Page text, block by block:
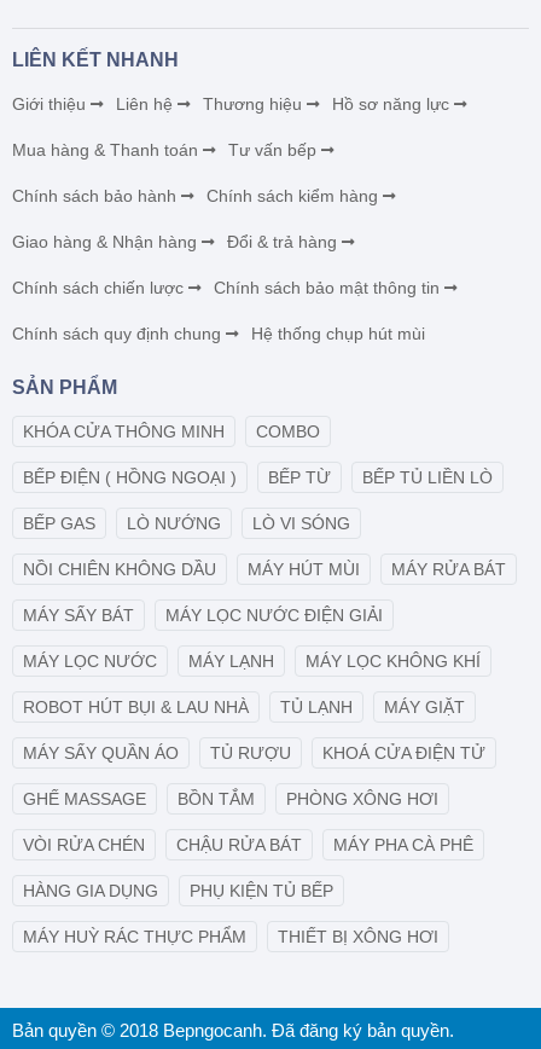
LIÊN KẾT NHANH
Giới thiệu Liên hệ Thương hiệu Hồ sơ năng lực
Mua hàng & Thanh toán Tư vấn bếp
Chính sách bảo hành Chính sách kiểm hàng
Giao hàng & Nhận hàng Đổi & trả hàng
Chính sách chiến lược Chính sách bảo mật thông tin
Chính sách quy định chung Hệ thống chụp hút mùi
SẢN PHẨM
KHÓA CỬA THÔNG MINH COMBO
BẾP ĐIỆN ( HỒNG NGOẠI ) BẾP TỪ BẾP TỦ LIỀN LÒ
BẾP GAS LÒ NƯỚNG LÒ VI SÓNG
NỒI CHIÊN KHÔNG DẦU MÁY HÚT MÙI MÁY RỬA BÁT
MÁY SẤY BÁT MÁY LỌC NƯỚC ĐIỆN GIẢI
MÁY LỌC NƯỚC MÁY LẠNH MÁY LỌC KHÔNG KHÍ
ROBOT HÚT BỤI & LAU NHÀ TỦ LẠNH MÁY GIẶT
MÁY SẤY QUẦN ÁO TỦ RƯỢU KHOÁ CỬA ĐIỆN TỬ
GHẾ MASSAGE BỒN TẮM PHÒNG XÔNG HƠI
VÒI RỬA CHÉN CHẬU RỬA BÁT MÁY PHA CÀ PHÊ
HÀNG GIA DỤNG PHỤ KIỆN TỦ BẾP
MÁY HUỲ RÁC THỰC PHẨM THIẾT BỊ XÔNG HƠI
Bản quyền © 2018 Bepngocanh. Đã đăng ký bản quyền.